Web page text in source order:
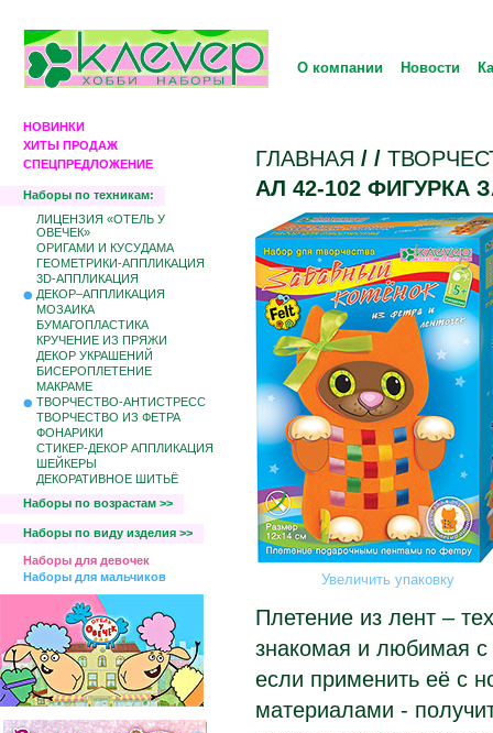
О компании Новости
НОВИНКИ
ХИТЫ ПРОДАЖ
СПЕЦПРЕДЛОЖЕНИЕ
Наборы по техникам:
ЛИЦЕНЗИЯ «ОТЕЛЬ У
ОВЕЧЕК»
ОРИГАМИ И КУСУДАМА
ГЕОМЕТРИКИ-АППЛИКАЦИЯ
3D-АППЛИКАЦИЯ
ДЕКОР–АППЛИКАЦИЯ
МОЗАИКА
БУМАГОПЛАСТИКА
КРУЧЕНИЕ ИЗ ПРЯЖИ
ДЕКОР УКРАШЕНИЙ
БИCЕРОПЛЕТЕНИЕ
МАКРАМЕ
ТВОРЧЕСТВО-АНТИСТРЕСС
ТВОРЧЕСТВО ИЗ ФЕТРА
ФОНАРИКИ
СТИКЕР-ДЕКОР АППЛИКАЦИЯ
ШЕЙКЕРЫ
ДЕКОРАТИВНОЕ ШИТЬЁ
Наборы по возрастам >>
Наборы по виду изделия >>
Наборы для девочек
Наборы для мальчиков
ГЛАВНАЯ / /
АЛ 42-102 ФИГУРКА
Увеличить упаковку
Плетение из лент –
знакомая и любимая с
если применить её с
материалами -